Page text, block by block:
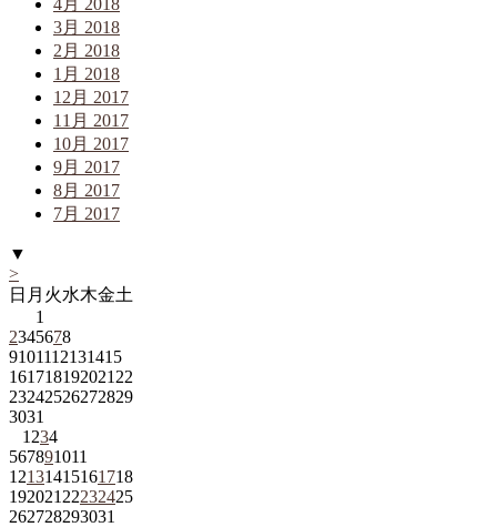
3月 2018
2月 2018
1月 2018
12月 2017
11月 2017
10月 2017
9月 2017
8月 2017
7月 2017
▼
>
日 月 火水木金土
1
2345678
9101112131415
161718192021 22
23242526272829
3031
1 234
567891011
12131415161718
192021 22232425
262728293031